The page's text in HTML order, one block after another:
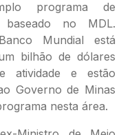
programa de
baseado no MDL.
Mundial está
bilhão de dólares
atividade e estão
Governo de Minas
nesta área.